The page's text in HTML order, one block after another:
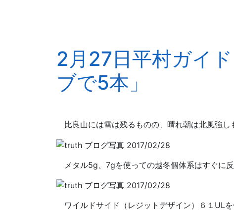
2月27日平村ガイ
ブで5本」
比良山には雪は残るものの、晴れ朝は北風強し
メタル5g、7gを使っての越冬個体系はすぐに反
ワイルドサイド（レジットデザイン）６１ULを